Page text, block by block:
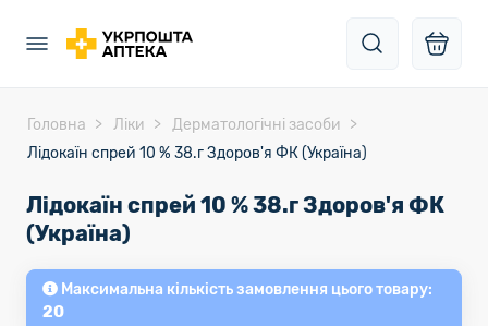
Головна Ліки
Дерматологічні засоби
Лідокаїн спрей 10 % 38.г Здоров'я ФК (Україна)
Лідокаїн спрей 10 % 38.г Здоров'я ФК
(Україна)
Максимальна кількість замовлення цього товару:
20